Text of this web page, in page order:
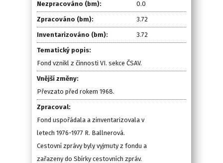
Nezpracováno (bm): 0.0
Zpracováno (bm): 3.72
Inventarizováno (bm): 3.72
Tematický popis:
Fond vznikl z činnosti VI. sekce ČSAV.
Vnější změny:
Převzato před rokem 1968.
Zpracoval:
Fond uspořádala a zinventarizovala v
letech 1976-1977 R. Ballnerová.
Cestovní zprávy byly vyjmuty z fondu a
zařazeny do Sbírky cestovních zpráv.